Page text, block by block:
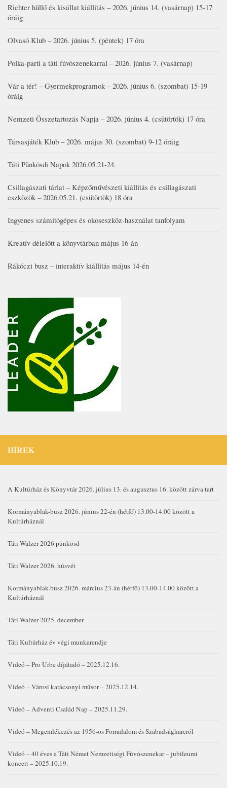
Richter hüllő és kisállat kiállítás – 2026. június 14. (vasárnap) 15-17
óráig
Olvasó Klub – 2026. június 5. (péntek) 17 óra
Polka-parti a táti fúvószenekarral – 2026. június 7. (vasárnap)
Vár a tér! – Gyermekprogramok – 2026. június 6. (szombat) 15-19
óráig
Nemzeti Összetartozás Napja – 2026. június 4. (csütörtök) 17 óra
Társasjáték Klub – 2026. május 30. (szombat) 9-12 óráig
Táti Pünkösdi Napok 2026.05.21-24.
Csillagászati tárlat – Képzőművészeti kiállítás és csillagászati
eszközök – 2026.05.21. (csütörtök) 18 óra
Ingyenes számítógépes és okoseszköz-használat tanfolyam
Kreatív délelőtt a könyvtárban május 16-án
Rákóczi busz – interaktív kiállítás május 14-én
HÍREK
A Kultúrház és Könyvtár 2026. július 13. és augusztus 16. között zárva tart
Kormányablak-busz 2026. június 22-én (hétfő) 13.00-14.00 között a
Kultúrháznál
Táti Walzer 2026 pünkösd
Táti Walzer 2026. húsvét
Kormányablak-busz 2026. március 23-án (hétfő) 13.00-14.00 között a
Kultúrháznál
Táti Walzer 2025. december
Táti Kultúrház év végi munkarendje
Videó – Pro Urbe díjátadó – 2025.12.16.
Videó – Városi karácsonyi műsor – 2025.12.14.
Videó – Adventi Család Nap – 2025.11.29.
Videó – Megemlékezés az 1956-os Forradalom és Szabadságharcról
Videó – 40 éves a Táti Német Nemzetiségi Fúvószenekar – jubileumi
koncert – 2025.10.19.